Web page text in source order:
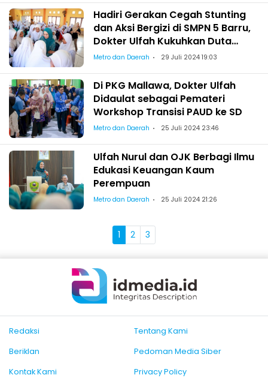
Hadiri Gerakan Cegah Stunting
dan Aksi Bergizi di SMPN 5 Barru,
Dokter Ulfah Kukuhkan Duta
Inovasi Parenting: Ciptakan
Metro dan Daerah 29 Juli 2024 19:03
Di PKG Mallawa, Dokter Ulfah
Didaulat sebagai Pemateri
Workshop Transisi PAUD ke SD
Metro dan Daerah 25 Juli 2024 23:46
Ulfah Nurul dan OJK Berbagi Ilmu
Edukasi Keuangan Kaum
Perempuan
Metro dan Daerah 25 Juli 2024 21:26
1 2 3
Redaksi
Tentang Kami
Beriklan
Pedoman Media Siber
Kontak Kami
Privacy Policy